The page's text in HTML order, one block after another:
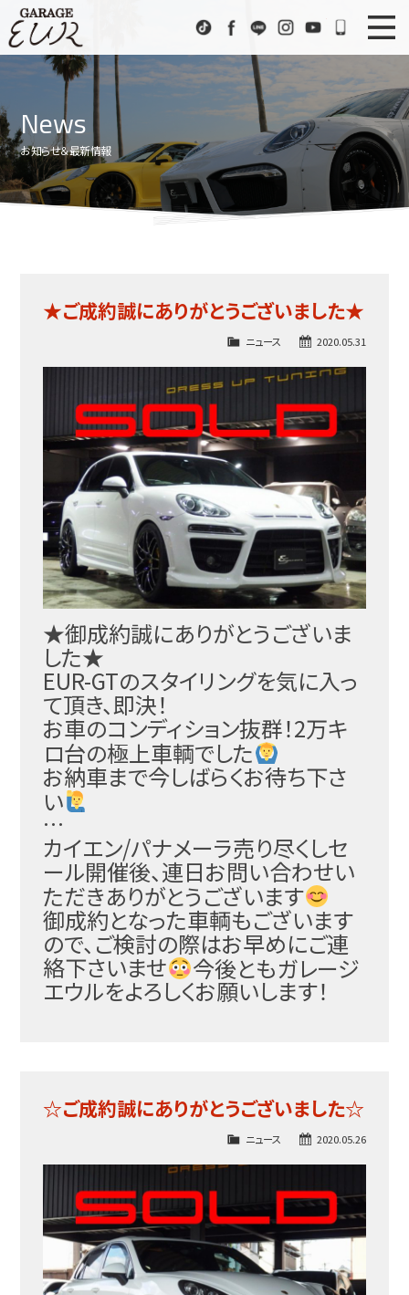
TikTokFacebook
LINE InstagramYoutube072-
ニュース
Stock List
在庫車情報
EUR Sports
EURスポーツ
アクセス
News
お知らせ＆最新情報
★ご成約誠にありがとうございました★
2020.05.31
ニュース
★御成約誠にありがとうございま
した★
EUR-GTのスタイリングを気に入っ
て頂き、即決！
お車のコンディション抜群！2万キ
ロ台の極上車輌でした
お納車まで今しばらくお待ち下さ
い
…
カイエン/パナメーラ売り尽くしセ
ール開催後、連日お問い合わせい
ただきありがとうございます
御成約となった車輌もございます
ので、ご検討の際はお早めにご連
絡下さいませ 今後ともガレージ
エウルをよろしくお願いします！
☆ご成約誠にありがとうございました☆
2020.05.26
ニュース